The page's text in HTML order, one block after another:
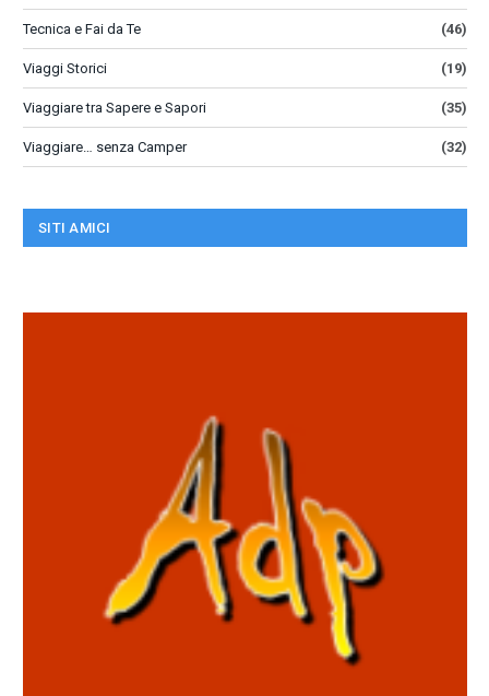
Tecnica e Fai da Te (46)
Viaggi Storici (19)
Viaggiare tra Sapere e Sapori (35)
Viaggiare… senza Camper (32)
SITI AMICI